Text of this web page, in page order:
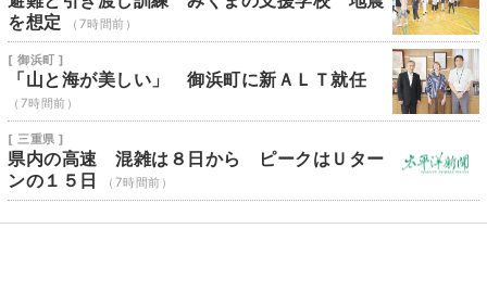
を想定
（7時間前）
[ 御浜町 ]
「山と海が美しい」 御浜町に新ＡＬＴ就任
（7時間前）
[ 三重県 ]
県内の高速 混雑は８日から ピークはＵター
ンの１５日
（7時間前）